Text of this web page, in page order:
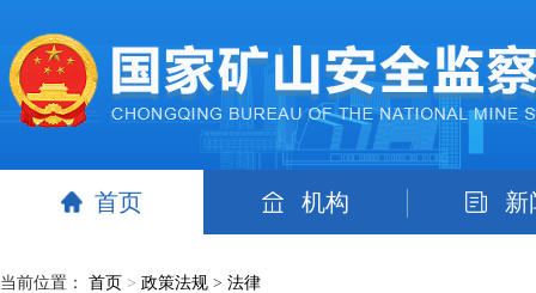
首页 机构 新
当前位置： 首页 > 政策法规 > 法律